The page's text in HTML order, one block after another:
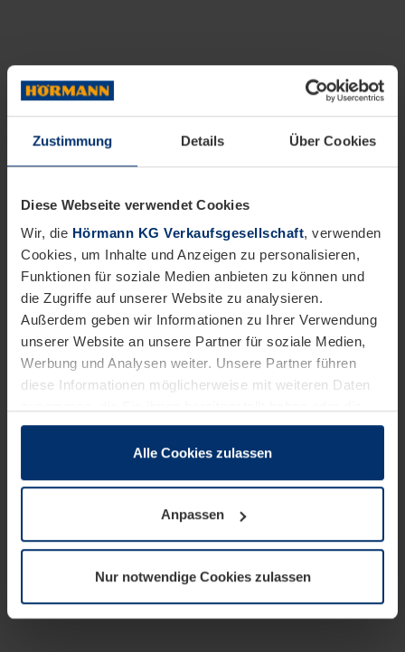
Zustimmung Details Über Cookies
Diese Webseite verwendet Cookies
Wir, die Hörmann KG Verkaufsgesellschaft, verwenden
Cookies, um Inhalte und Anzeigen zu personalisieren,
Funktionen für soziale Medien anbieten zu können und
die Zugriffe auf unserer Website zu analysieren.
Außerdem geben wir Informationen zu Ihrer Verwendung
unserer Website an unsere Partner für soziale Medien,
Werbung und Analysen weiter. Unsere Partner führen
diese Informationen möglicherweise mit weiteren Daten
sie im Rahmen Ihrer Nutzung der Dienste gesammelt
wenn diese für den Betrieb dieser Seite unbedingt
notwendig sind. Für alle anderen Cookie-Typen benötigen
wir Ihre Erlaubnis. Ihre Einwilligung können Sie jederzeit
Datenschutzerklärungunserer Website ändern oder
widerrufen.
Alle Cookies zulassen
Anpassen
Nur notwendige Cookies zulassen